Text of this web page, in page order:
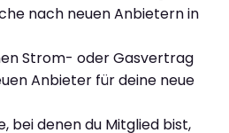
nach neuen Anbietern in
Strom- oder Gasvertrag
Anbieter für deine neue
bei denen du Mitglied bist,